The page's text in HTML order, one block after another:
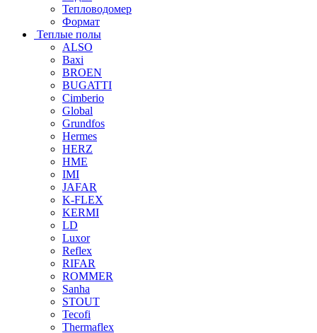
Тепловодомер
Формат
Теплые полы
ALSO
Baxi
BROEN
BUGATTI
Cimberio
Global
Grundfos
Hermes
HERZ
HME
IMI
JAFAR
K-FLEX
KERMI
LD
Luxor
Reflex
RIFAR
ROMMER
Sanha
STOUT
Tecofi
Thermaflex